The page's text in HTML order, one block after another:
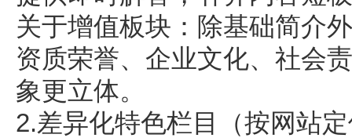
关于增值板块：除基础简介
资质荣誉、企业文化、社会
象更立体。
2.差异化特色栏目（按网站